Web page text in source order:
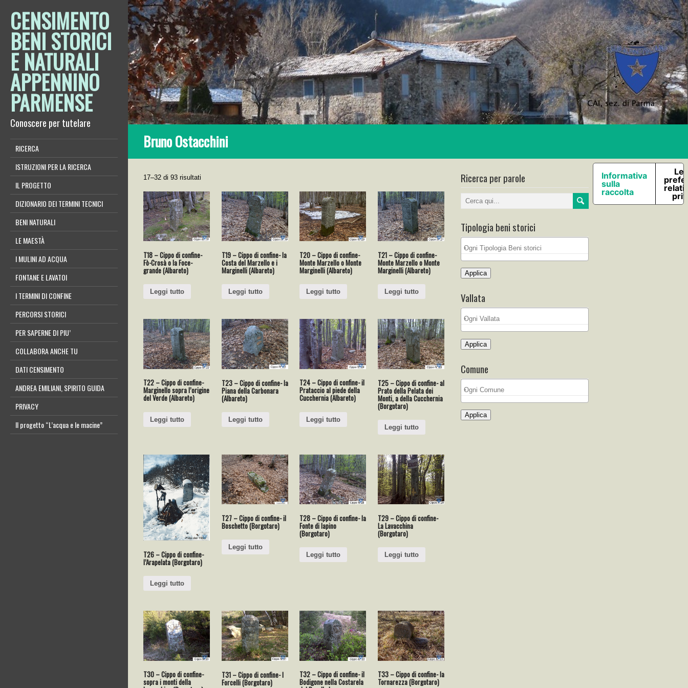
CENSIMENTO
BENI STORICI
E NATURALI
APPENNINO
PARMENSE
Conoscere per tutelare
RICERCA
ISTRUZIONI PER LA RICERCA
IL PROGETTO
DIZIONARIO DEI TERMINI TECNICI
BENI NATURALI
LE MAESTÀ
I MULINI AD ACQUA
FONTANE E LAVATOI
I TERMINI DI CONFINE
PERCORSI STORICI
PER SAPERNE DI PIU’
COLLABORA ANCHE TU
DATI CENSIMENTO
ANDREA EMILIANI, SPIRITO GUIDA
PRIVACY
Il progetto “L’acqua e le macine”
Bruno Ostacchini
17–32 di 93 risultati
T18 – Cippo di confine-
Fò-Crosà o la Foce-
grande (Albareto)
Leggi tutto
T19 – Cippo di confine- la
Costa del Marzello e i
Marginelli (Albareto)
Leggi tutto
T20 – Cippo di confine-
Monte Marzello o Monte
Marginelli (Albareto)
Leggi tutto
T21 – Cippo di confine-
Monte Marzello o Monte
Marginelli (Albareto)
Leggi tutto
T22 – Cippo di confine-
Marginello sopra l’origine
del Verde (Albareto)
Leggi tutto
T23 – Cippo di confine- la
Piana della Carbonara
(Albareto)
Leggi tutto
T24 – Cippo di confine- il
Prataccio al piede della
Cucchernia (Albareto)
Leggi tutto
T25 – Cippo di confine- al
Prato della Pelata dei
Monti, a della Cucchernia
(Borgotaro)
Leggi tutto
T26 – Cippo di confine-
l’Arapelata (Borgotaro)
Leggi tutto
T27 – Cippo di confine- il
Boschetto (Borgotaro)
Leggi tutto
T28 – Cippo di confine- la
Fonte di Iapino
(Borgotaro)
Leggi tutto
T29 – Cippo di confine-
La Lavacchina
(Borgotaro)
Leggi tutto
T30 – Cippo di confine-
sopra i monti della
T31 – Cippo di confine- I
Forcelli (Borgotaro)
T32 – Cippo di confine- il
Bodigone nella Costarela
T33 – Cippo di confine- la
Tornarezza (Borgotaro)
Ricerca per parole
Tipologia beni storici
Applica
Vallata
Applica
Comune
Applica
Informativa
sulla
raccolta
Le